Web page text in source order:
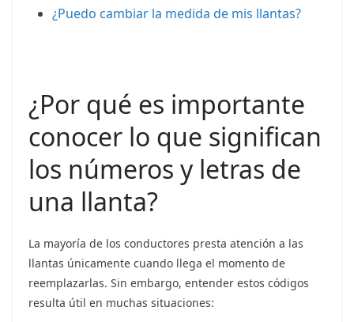
¿Puedo cambiar la medida de mis llantas?
¿Por qué es importante
conocer lo que significan
los números y letras de
una llanta?
La mayoría de los conductores presta atención a las
llantas únicamente cuando llega el momento de
reemplazarlas. Sin embargo, entender estos códigos
resulta útil en muchas situaciones: